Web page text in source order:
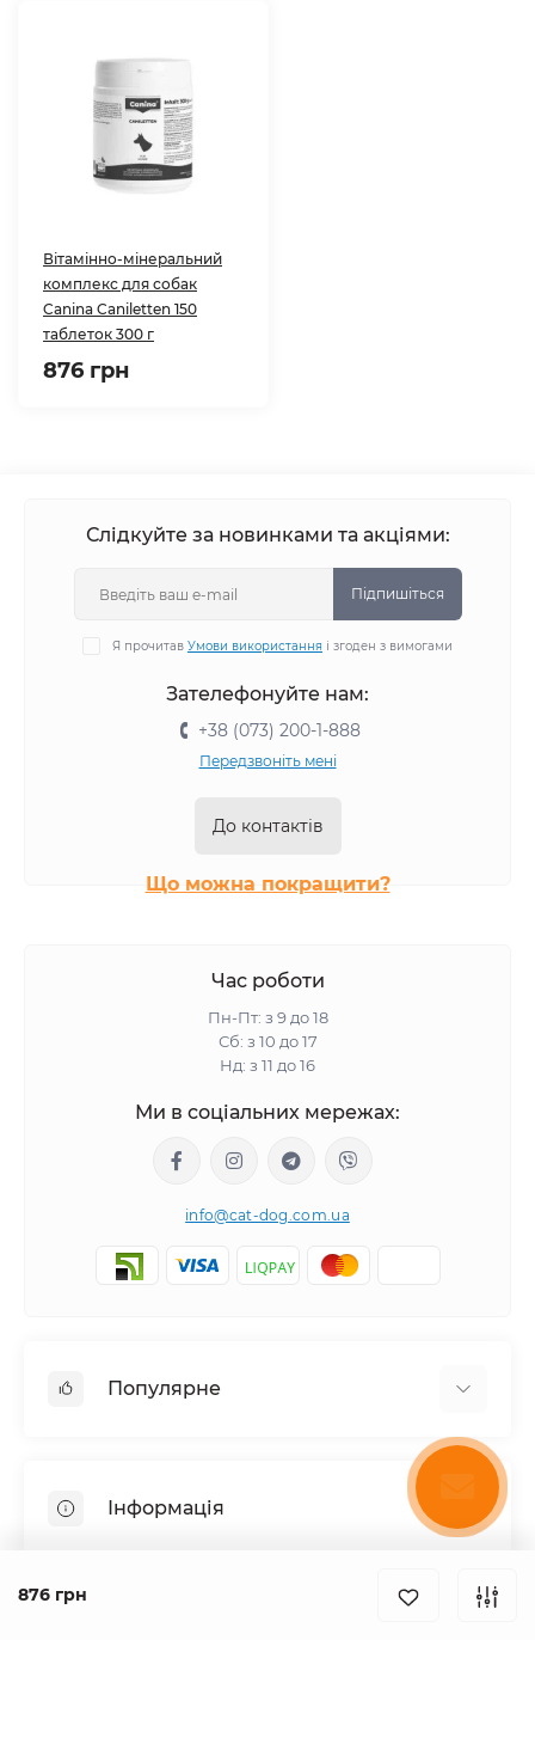
876 грн
Вітамінно-мінеральний
комплекс для собак
Canina Caniletten 150
таблеток 300 г
876 грн
Слідкуйте за новинками та акціями:
Підпишіться
Я прочитав Умови використання і згоден з вимогами
Зателефонуйте нам:
+38 (073) 200-1-888
Передзвоніть мені
До контактів
Що можна покращити?
Час роботи
Пн-Пт: з 9 до 18
Сб: з 10 до 17
Нд: з 11 до 16
Ми в соціальних мережах:
info@cat-dog.com.ua
Популярне
Вологий корм для котів
Сухий корм для собак
Інформація
Про магазин